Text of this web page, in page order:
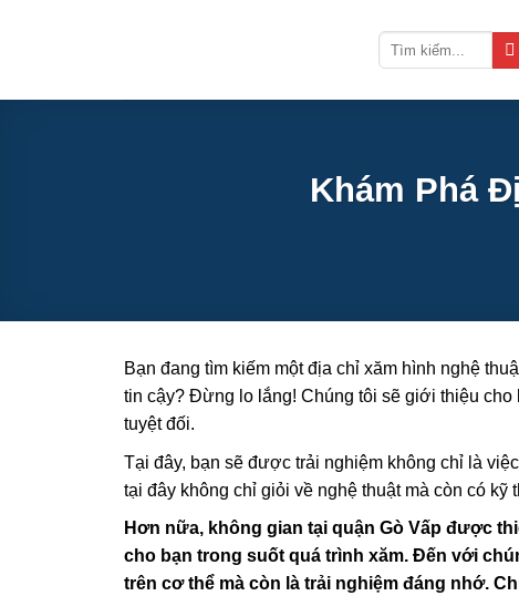
dung
Khám Phá
Bạn đang tìm kiếm một địa chỉ xăm hình nghệ
tin cậy? Đừng lo lắng! Chúng tôi sẽ giới thiệu
tuyệt đối.
Tại đây, bạn sẽ được trải nghiệm không chỉ là
tại đây không chỉ giỏi về nghệ thuật mà còn có
Hơn nữa, không gian tại quận Gò Vấp được
cho bạn trong suốt quá trình xăm. Đến với
trên cơ thể mà còn là trải nghiệm đáng nhớ.